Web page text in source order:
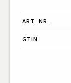
ART. NR.
GTIN